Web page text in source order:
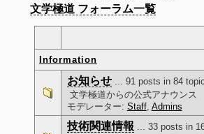
文学極道 フォーラム一覧
Information
お知らせ ... 91 posts in 84
文学極道からの公式アナウンス
モデレーター: Staff, Admins
技術関連情報 ... 33 posts in